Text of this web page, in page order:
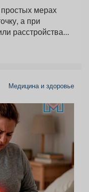
мерах
а при
расстройства...
Медицина и здоровье